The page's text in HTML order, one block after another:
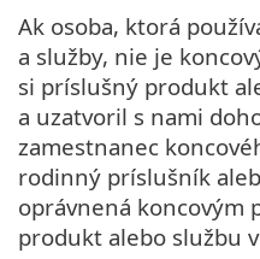
Ak osoba, ktorá
a služby, nie je
si príslušný produkt
a uzatvoril s nami
zamestnanec
rodinný príslušník
oprávnená koncovým
produkt alebo službu